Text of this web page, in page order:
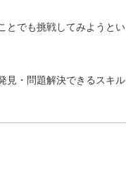
とでも挑戦してみようとい
見・問題解決できるスキル